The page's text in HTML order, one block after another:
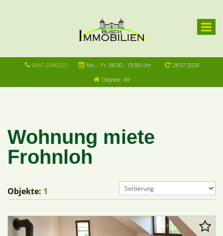
0341-2340223 Mo. - Fr. 08.00 - 18.00 Uhr
28.07.2026
Objekte: 49
Wohnung miete
Frohnloh
Objekte: 1